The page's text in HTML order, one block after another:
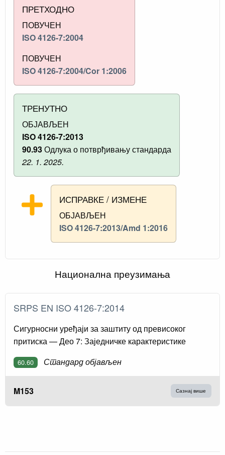
ПРЕТХОДНО
ПОВУЧЕН
ISO 4126-7:2004
ПОВУЧЕН
ISO 4126-7:2004/Cor 1:2006
ТРЕНУТНО
ОБЈАВЉЕН
ISO 4126-7:2013
90.93Одлука о потврђивању стандарда
22. 1. 2025.
ИСПРАВКЕ / ИЗМЕНЕ
ОБЈАВЉЕН
ISO 4126-7:2013/Amd 1:2016
Национална преузимања
SRPS EN ISO 4126-7:2014
Сигурносни уређаји за заштиту од превисоког
притиска — Део 7: Заједничке карактеристике
60.60 Стандард објављен
M153 Сазнај више